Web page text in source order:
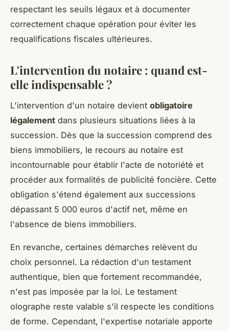
respectant les seuils légaux et à documenter
correctement chaque opération pour éviter les
requalifications fiscales ultérieures.
L'intervention du notaire : quand est-
elle indispensable ?
L'intervention d'un notaire devient obligatoire
légalement dans plusieurs situations liées à la
succession. Dès que la succession comprend des
biens immobiliers, le recours au notaire est
incontournable pour établir l'acte de notoriété et
procéder aux formalités de publicité foncière. Cette
obligation s'étend également aux successions
dépassant 5 000 euros d'actif net, même en
l'absence de biens immobiliers.
En revanche, certaines démarches relèvent du
choix personnel. La rédaction d'un testament
authentique, bien que fortement recommandée,
n'est pas imposée par la loi. Le testament
olographe reste valable s'il respecte les conditions
de forme. Cependant, l'expertise notariale apporte